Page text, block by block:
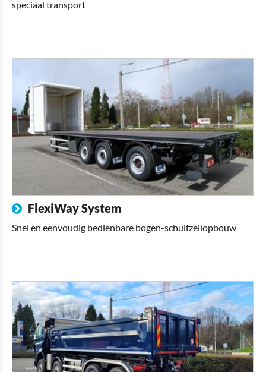
speciaal transport
FlexiWay System
Snel en eenvoudig bedienbare bogen-schuifzeilopbouw